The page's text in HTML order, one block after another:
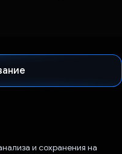
и сохранения на